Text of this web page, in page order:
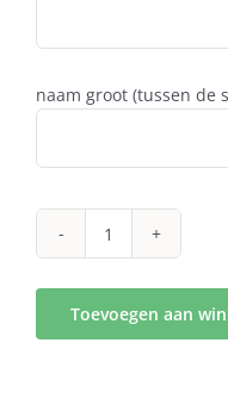
naam groot (tussen de
Presentatiejack
Toevoegen aan